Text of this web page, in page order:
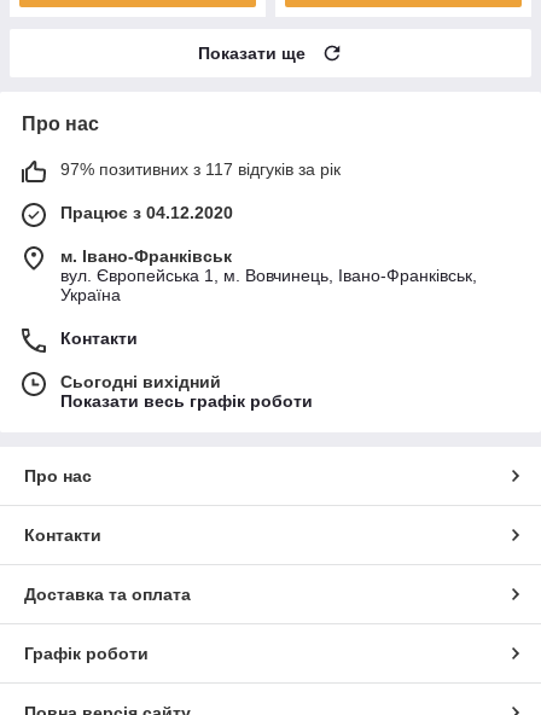
Показати ще
Про нас
97% позитивних з 117 відгуків за рік
Працює з 04.12.2020
м. Івано-Франківськ
вул. Європейська 1, м. Вовчинець, Івано-Франківськ,
Україна
Контакти
Сьогодні вихідний
Показати весь графік роботи
Про нас
Контакти
Доставка та оплата
Графік роботи